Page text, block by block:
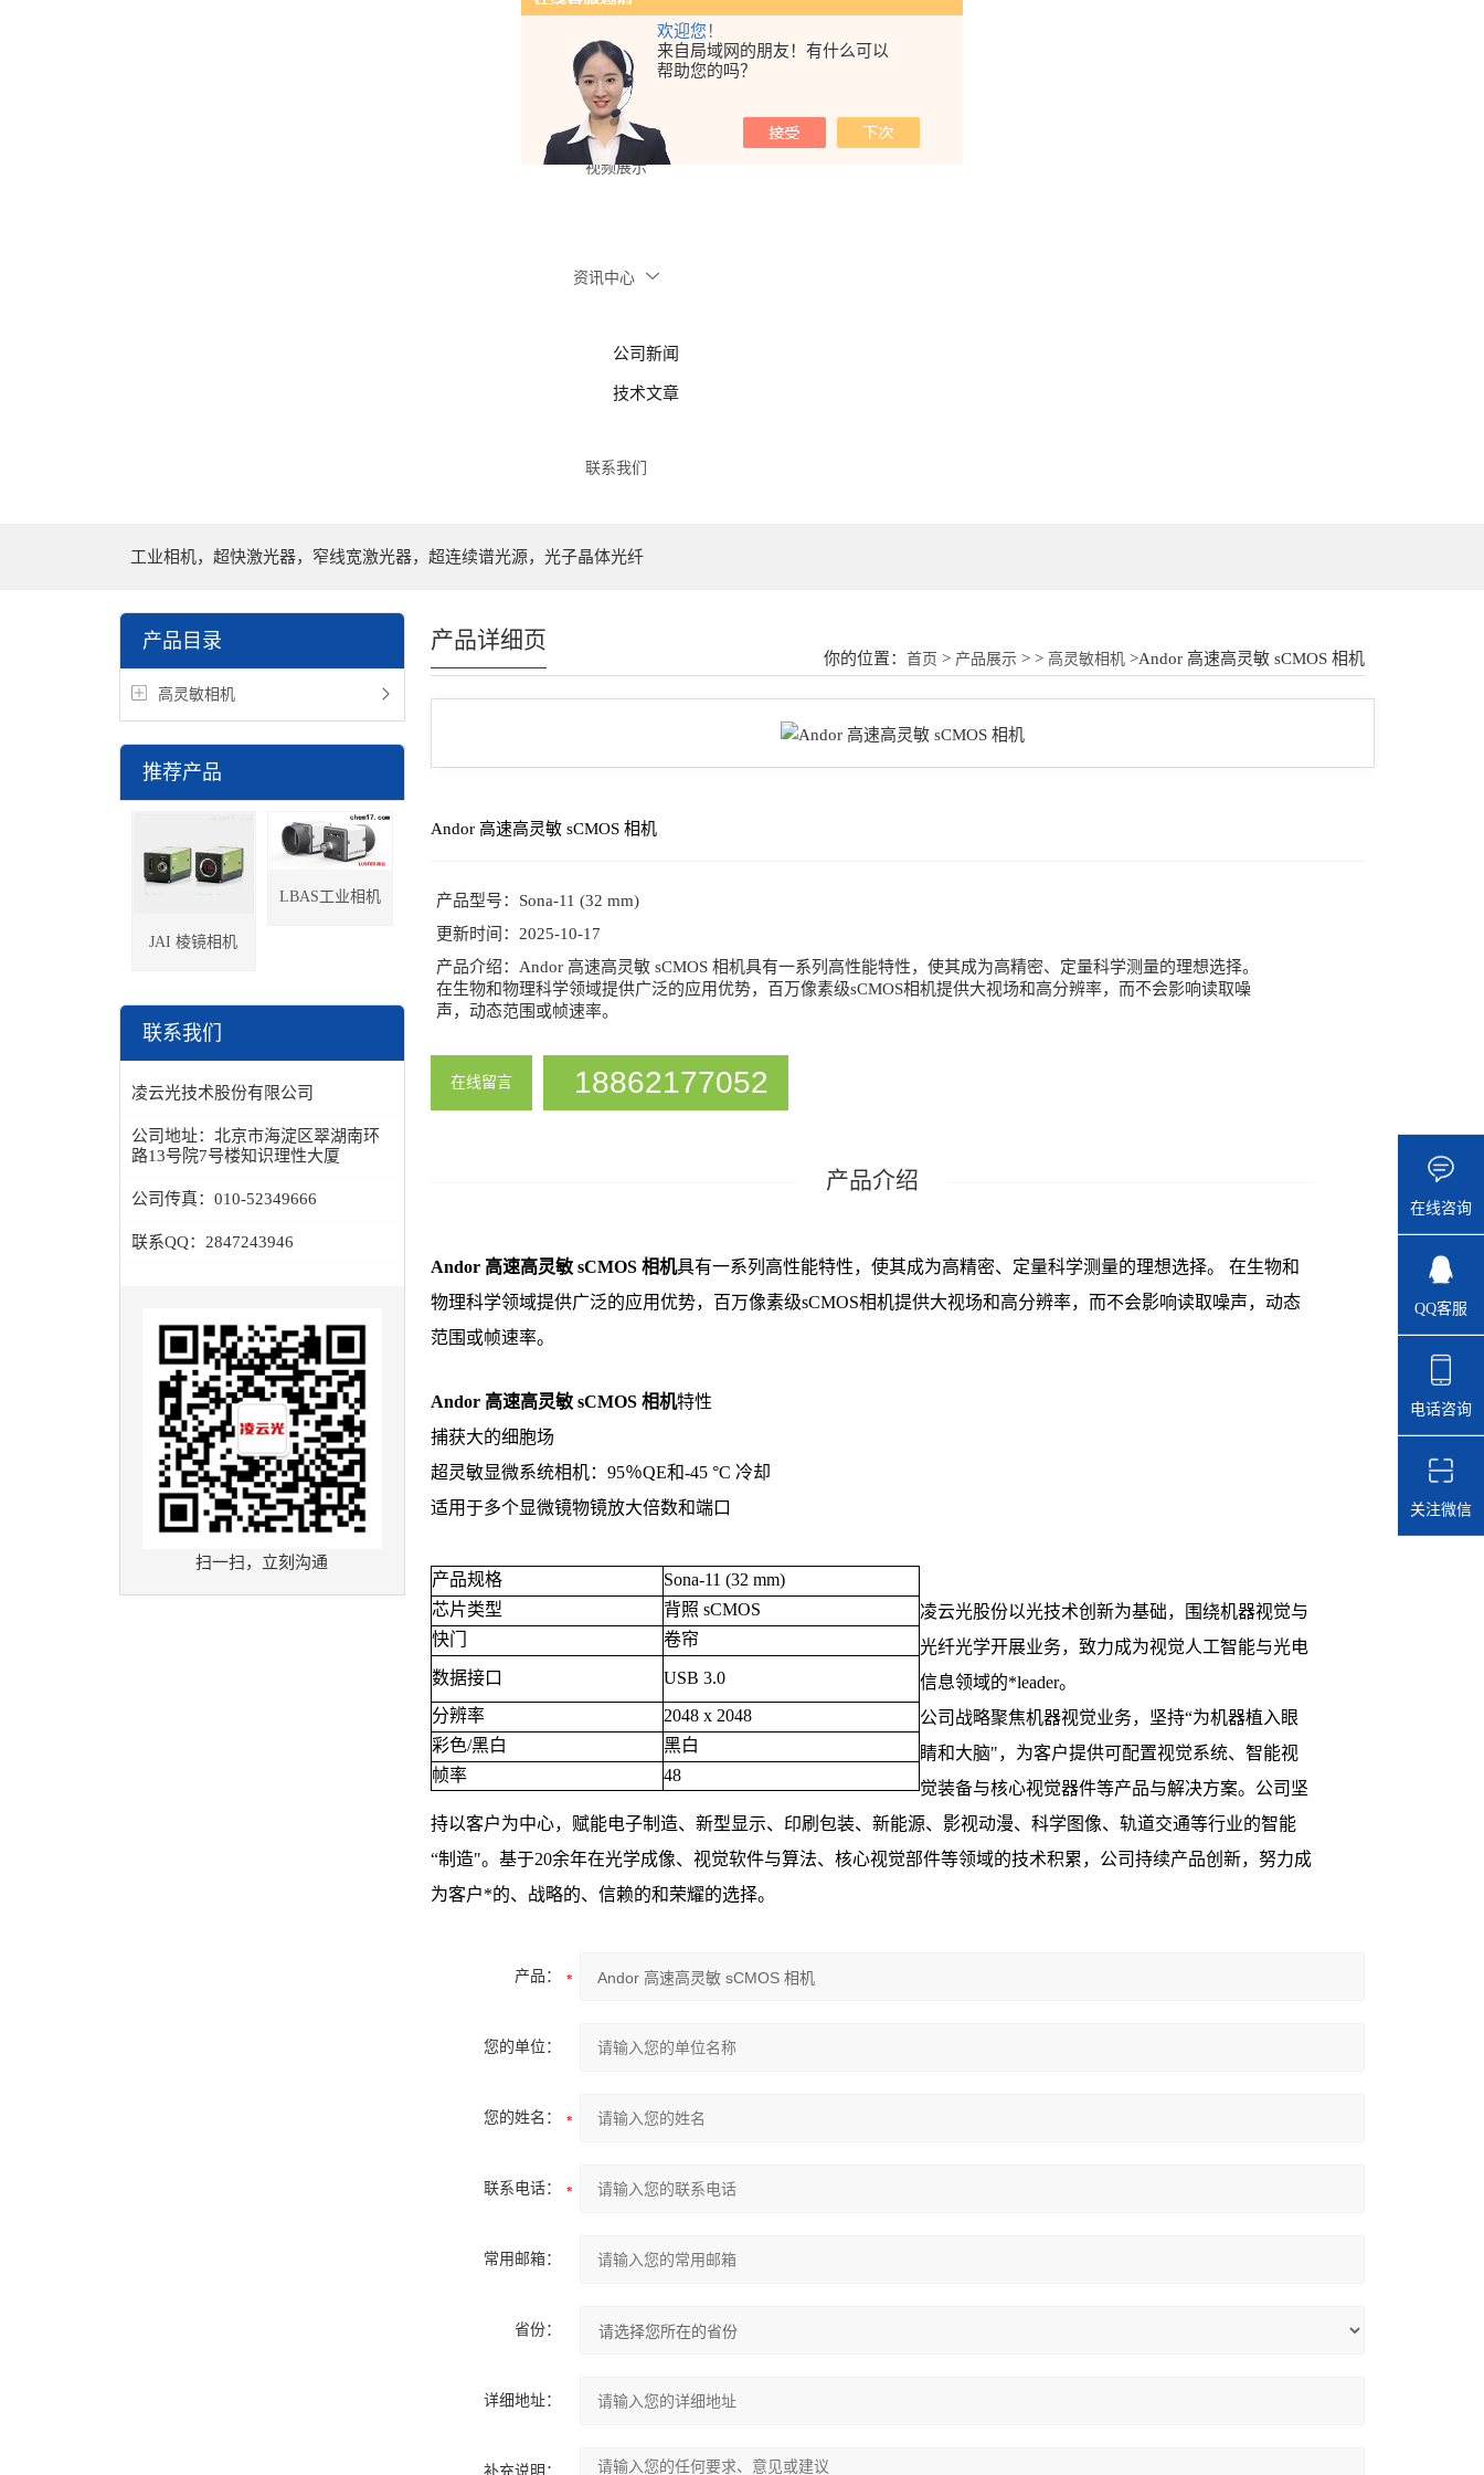
欢迎您！
来自局域网的朋友！有什么可以
帮助您的吗？
行业应用
视频展示
资讯中心
公司新闻
技术文章
联系我们
工业相机，超快激光器，窄线宽激光器，超连续谱光源，光子晶体光纤
产品目录
高灵敏相机
推荐产品
JAI 棱镜相机
LBAS工业相机
联系我们
凌云光技术股份有限公司
公司地址： 北京市海淀区翠湖南环
路13号院7号楼知识理性大厦
公司传真： 010-52349666
联系QQ： 2847243946
扫一扫，立刻沟通
你的位置：首页 > 产品展示 > >高灵敏相机 >Andor 高速高灵敏 sCMOS 相机
产品详细页
Andor 高速高灵敏 sCMOS 相机
产品型号： Sona-11 (32 mm)
更新时间： 2025-10-17
产品介绍： Andor 高速高灵敏 sCMOS 相机具有一系列高性能特性，使其成为高精密、定量科学测量的理想选择。
在生物和物理科学领域提供广泛的应用优势，百万像素级sCMOS相机提供大视场和高分辨率，而不会影响读取噪
声，动态范围或帧速率。
在线留言 18862177052
Andor 高速高灵敏 sCMOS 相机具有一系列高性能特性，使其成为高精密、定量科学测量的理想选择。 在生物和
物理科学领域提供广泛的应用优势，百万像素级sCMOS相机提供大视场和高分辨率，而不会影响读取噪声，动态
范围或帧速率。
Andor 高速高灵敏 sCMOS 相机特性
捕获大的细胞场
超灵敏显微系统相机：95％QE和-45 °C 冷却
适用于多个显微镜物镜放大倍数和端口
产品规格
Sona-11 (32 mm)
芯片类型
背照 sCMOS
快门
卷帘
数据接口
USB 3.0
分辨率
2048 x 2048
彩色/黑白
黑白
帧率
48
凌云光股份以光技术创新为基础，围绕机器视觉与
光纤光学开展业务，致力成为视觉人工智能与光电
信息领域的*leader。
公司战略聚焦机器视觉业务，坚持“为机器植入眼
睛和大脑"，为客户提供可配置视觉系统、智能视
觉装备与核心视觉器件等产品与解决方案。公司坚
持以客户为中心，赋能电子制造、新型显示、印刷包装、新能源、影视动漫、科学图像、轨道交通等行业的智能
“制造"。基于20余年在光学成像、视觉软件与算法、核心视觉部件等领域的技术积累，公司持续产品创新，努力成
为客户*的、战略的、信赖的和荣耀的选择。
产品：
您的单位：
您的姓名：
联系电话：
常用邮箱：
省份：
详细地址：
补充说明：
在线咨询
QQ客服
电话咨询
关注微信